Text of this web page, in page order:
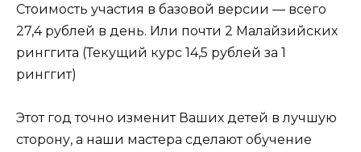
Стоимость участия в базовой версии — всего
27,4 рублей в день. Или почти 2 Малайзийских
ринггита (Текущий курс 14,5 рублей за 1
ринггит)
Этот год точно изменит Ваших детей в лучшую
сторону, а наши мастера сделают обучение